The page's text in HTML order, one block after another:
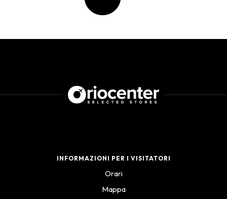
INFORMAZIONI PER I VISITATORI
Orari
Mappa